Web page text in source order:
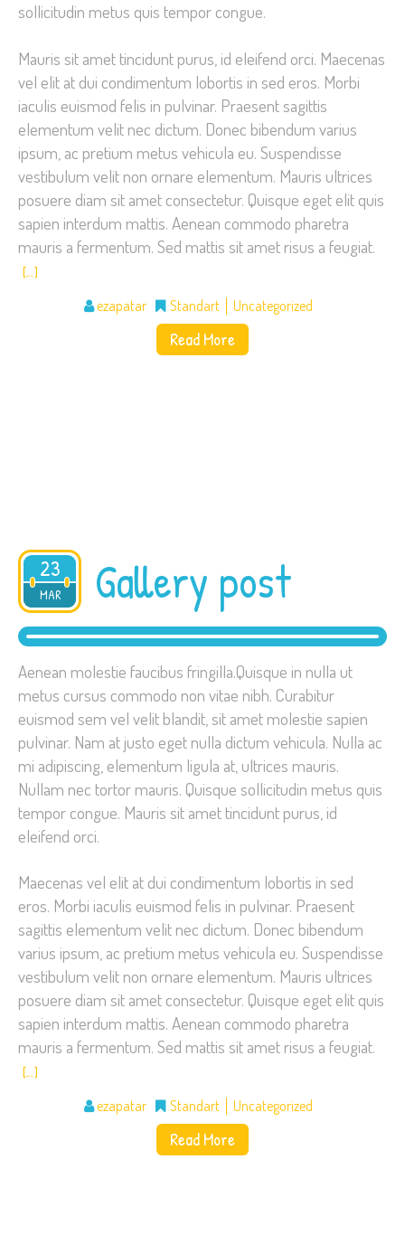
sollicitudin metus quis tempor congue.
Mauris sit amet tincidunt purus, id eleifend orci. Maecenas
vel elit at dui condimentum lobortis in sed eros. Morbi
iaculis euismod felis in pulvinar. Praesent sagittis
elementum velit nec dictum. Donec bibendum varius
ipsum, ac pretium metus vehicula eu. Suspendisse
vestibulum velit non ornare elementum. Mauris ultrices
posuere diam sit amet consectetur. Quisque eget elit quis
sapien interdum mattis. Aenean commodo pharetra
mauris a fermentum. Sed mattis sit amet risus a feugiat.
[…]
ezapatar Standart Uncategorized
Read More
23
MAR
2015 Gallery post
Aenean molestie faucibus fringilla.Quisque in nulla ut
metus cursus commodo non vitae nibh. Curabitur
euismod sem vel velit blandit, sit amet molestie sapien
pulvinar. Nam at justo eget nulla dictum vehicula. Nulla ac
mi adipiscing, elementum ligula at, ultrices mauris.
Nullam nec tortor mauris. Quisque sollicitudin metus quis
tempor congue. Mauris sit amet tincidunt purus, id
eleifend orci.
Maecenas vel elit at dui condimentum lobortis in sed
eros. Morbi iaculis euismod felis in pulvinar. Praesent
sagittis elementum velit nec dictum. Donec bibendum
varius ipsum, ac pretium metus vehicula eu. Suspendisse
vestibulum velit non ornare elementum. Mauris ultrices
posuere diam sit amet consectetur. Quisque eget elit quis
sapien interdum mattis. Aenean commodo pharetra
mauris a fermentum. Sed mattis sit amet risus a feugiat.
[…]
ezapatar Standart Uncategorized
Read More